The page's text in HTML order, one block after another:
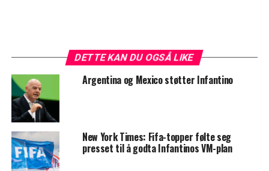
DETTE KAN DU OGSÅ LIKE
Argentina og Mexico støtter Infantino
New York Times: Fifa-topper følte seg
presset til å godta Infantinos VM-plan